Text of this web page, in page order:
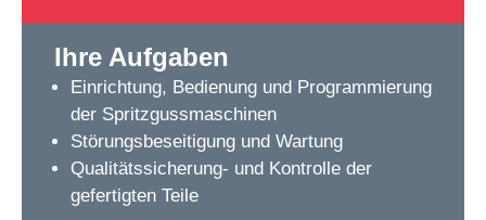
Ihre Aufgaben
Einrichtung, Bedienung und Programmierung
der Spritzgussmaschinen
Störungsbeseitigung und Wartung
Qualitätssicherung- und Kontrolle der
gefertigten Teile